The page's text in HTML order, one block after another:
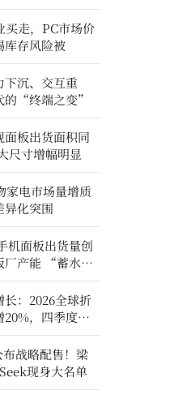
买走，PC市场价
库存风险被
下沉、交互重
的“终端之变”
面板出货面积同
尺寸增幅明显
家电市场量增质
异化突围
机面板出货量创
厂产能 “蓄水
：2026全球折
20%，四季度成
口
战略配售！梁
现身大名单